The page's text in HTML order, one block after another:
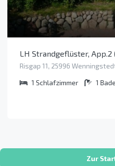
LH Strandgeflüster, App.2
Risgap 11, 25996
1 Schlafzimmer 1
Zur